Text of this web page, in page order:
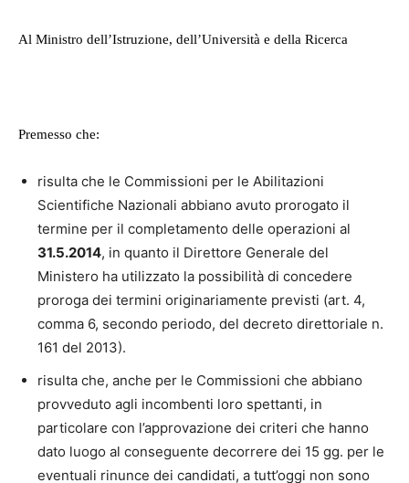
Al Ministro dell’Istruzione, dell’Università e della Ricerca
Premesso che:
risulta che le Commissioni per le Abilitazioni
Scientifiche Nazionali abbiano avuto prorogato il
termine per il completamento delle operazioni al
31.5.2014, in quanto il Direttore Generale del
Ministero ha utilizzato la possibilità di concedere
proroga dei termini originariamente previsti (art. 4,
comma 6, secondo periodo, del decreto direttoriale n.
161 del 2013).
risulta che, anche per le Commissioni che abbiano
provveduto agli incombenti loro spettanti, in
particolare con l’approvazione dei criteri che hanno
dato luogo al conseguente decorrere dei 15 gg. per le
eventuali rinunce dei candidati, a tutt’oggi non sono